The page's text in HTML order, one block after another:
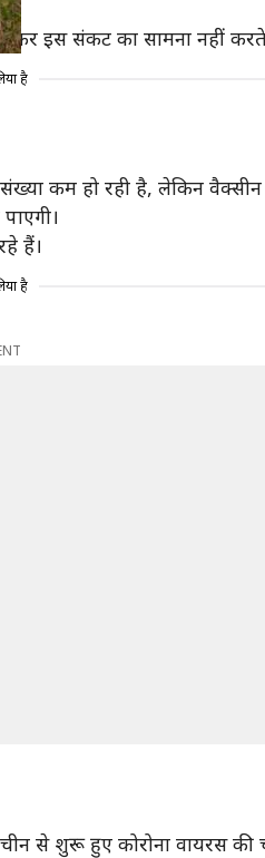
इस संकट का सामना नहीं करते
है
कम हो रही है, लेकिन
हैं।
है
से शुरू हुए कोरोना वायरस